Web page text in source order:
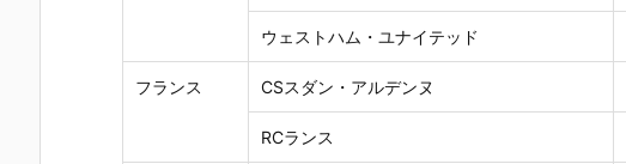
ウェストハム・ユナイテッド
フランス CSスダン・アルデンヌ
RCランス